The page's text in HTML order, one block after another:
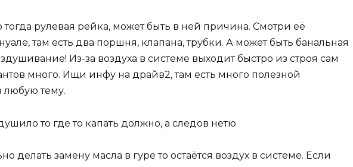
тогда рулевая рейка, может быть в ней причина. Смотри её
там есть два поршня, клапана, трубки. А может быть банальная
Из-за воздуха в системе выходит быстро из строя сам
много. Ищи инфу на драйв2, там есть много полезной
тему.
то где то капать должно, а следов нетю
делать замену масла в гуре то остаётся воздух в системе. Если